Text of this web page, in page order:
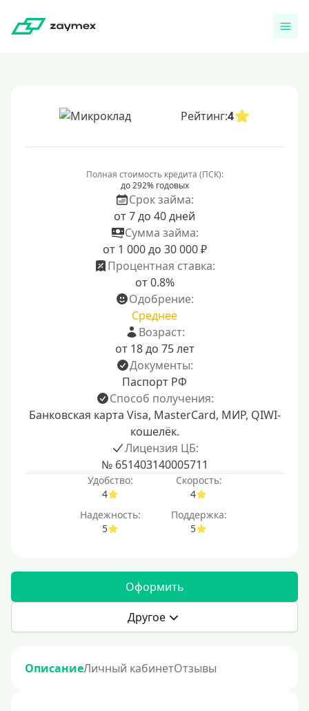
Рейтинг:4
Полная стоимость кредита (ПСК):
до 292% годовых
Срок займа:
от 7 до 40 дней
Сумма займа:
от 1 000 до 30 000 ₽
Процентная ставка:
от 0.8%
Одобрение:
Среднее
Возраст:
от 18 до 75 лет
Документы:
Паспорт РФ
Способ получения:
Банковская карта Visa, MasterCard, МИР, QIWI-
кошелёк.
Лицензия ЦБ:
№ 651403140005711
Удобство:
4
Скорость:
4
Надежность:
5
Поддержка:
5
Оформить
Другое
ОписаниеЛичный кабинетОтзывы